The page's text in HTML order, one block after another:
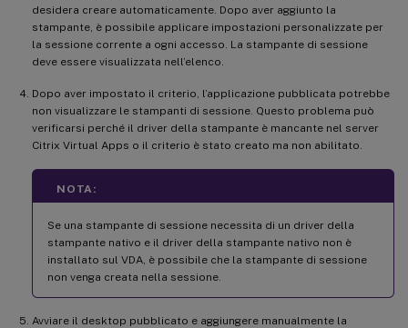
desidera creare automaticamente. Dopo aver aggiunto la
stampante, è possibile applicare impostazioni personalizzate per
la sessione corrente a ogni accesso. La stampante di sessione
deve essere visualizzata nell’elenco.
Dopo aver impostato il criterio, l’applicazione pubblicata potrebbe
non visualizzare le stampanti di sessione. Questo problema può
verificarsi perché il driver della stampante è mancante nel server
Citrix Virtual Apps o il criterio è stato creato ma non abilitato.
NOTA:
Se una stampante di sessione necessita di un driver della
stampante nativo e il driver della stampante nativo non è
installato sul VDA, è possibile che la stampante di sessione
non venga creata nella sessione.
Avviare il desktop pubblicato e aggiungere manualmente la